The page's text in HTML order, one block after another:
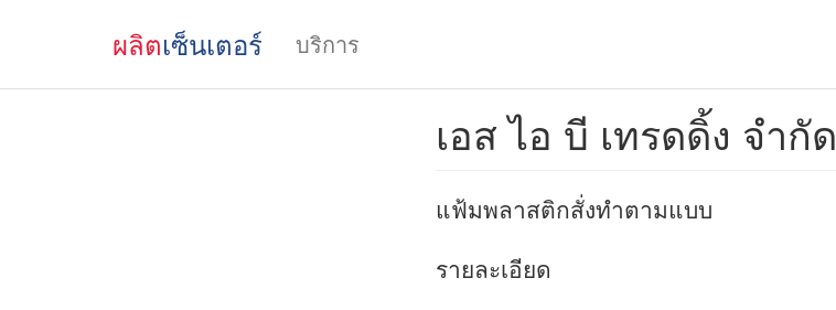
ผลิตเซ็นเตอร์ บริการ
เอส ไอ บี เทรดดิ้ง จำกัด
แฟ้มพลาสติกสั่งทำตามแบบ
รายละเอียด